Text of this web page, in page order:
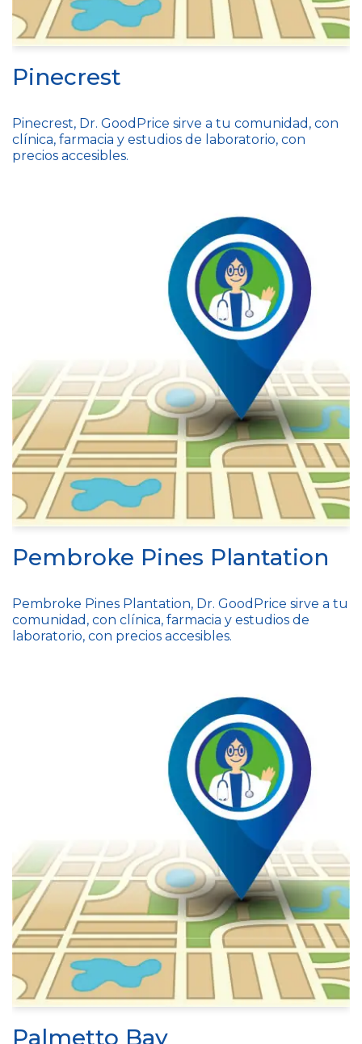
Pinecrest
Pinecrest, Dr. GoodPrice sirve a tu comunidad, con
clínica, farmacia y estudios de laboratorio, con
precios accesibles.
Pembroke Pines Plantation
Pembroke Pines Plantation, Dr. GoodPrice sirve a tu
comunidad, con clínica, farmacia y estudios de
laboratorio, con precios accesibles.
Palmetto Bay